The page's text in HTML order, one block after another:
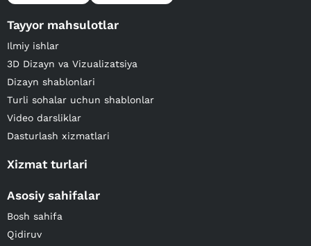
Tayyor mahsulotlar
Ilmiy ishlar
3D Dizayn va Vizualizatsiya
Dizayn shablonlari
Turli sohalar uchun shablonlar
Video darsliklar
Dasturlash xizmatlari
Xizmat turlari
Asosiy sahifalar
Bosh sahifa
Qidiruv